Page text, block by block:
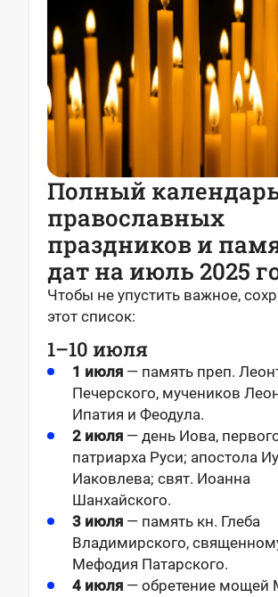
Полный
православных
праздников и
дат на июль 2025
Чтобы не упустить важное,
этот список:
1–10 июля
1 июля — память преп.
Печерского, мучеников
Ипатия и Феодула.
2 июля — день Иова,
патриарха Руси; апостола
Иаковлева; свят. Иоанна
Шанхайского.
3 июля — память кн. Глеба
Владимирского,
Мефодия Патарского.
4 июля — обретение мощей